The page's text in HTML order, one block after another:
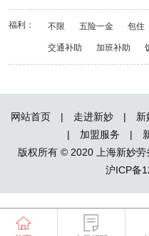
福利： 不限 五险一金 包住
交通补助 加班补助
网站首页 | 走进新妙 | 新
|
加盟服务 |
版权所有 © 2020 上海新妙
沪ICP备